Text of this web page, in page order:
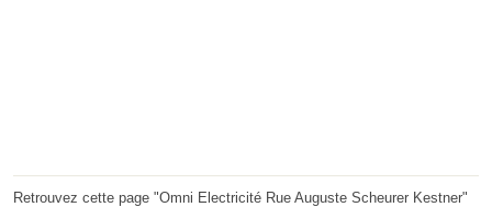
Retrouvez cette page "Omni Electricité Rue Auguste Scheurer Kestner"